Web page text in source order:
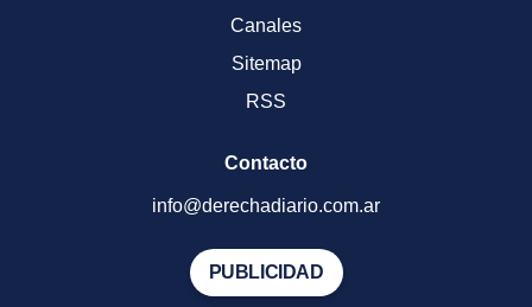
Canales
Sitemap
RSS
Contacto
info@derechadiario.com.ar
PUBLICIDAD